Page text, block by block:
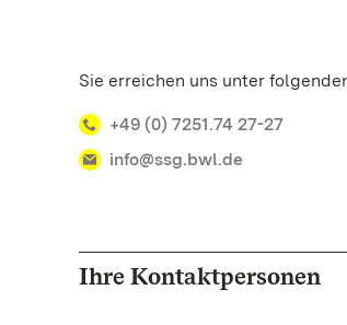
Sie erreichen uns unter
+49 (0) 7251.74 27-27
info@ssg.bwl.de
Ihre Kontaktpersonen